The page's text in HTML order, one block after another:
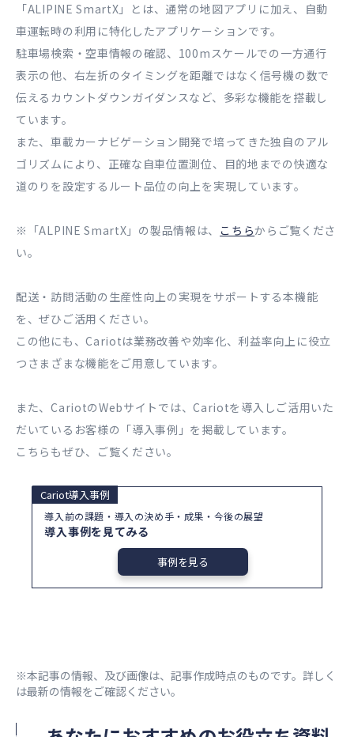
「ALIPINE SmartX」とは、通常の地図アプリに加え、自動
車運転時の利用に特化したアプリケーションです。
駐車場検索・空車情報の確認、100mスケールでの一方通行
表示の他、右左折のタイミングを距離ではなく信号機の数で
伝えるカウントダウンガイダンスなど、多彩な機能を搭載し
ています。
また、車載カーナビゲーション開発で培ってきた独自のアル
ゴリズムにより、正確な自車位置測位、目的地までの快適な
道のりを設定するルート品位の向上を実現しています。
※「ALPINE SmartX」の製品情報は、 こちらからご覧くださ
い。
配送・訪問活動の生産性向上の実現をサポートする本機能
を、ぜひご活用ください。
この他にも、Cariotは業務改善や効率化、利益率向上に役立
つさまざまな機能をご用意しています。
また、CariotのWebサイトでは、Cariotを導入しご活用いた
だいているお客様の「導入事例」を掲載しています。
こちらもぜひ、ご覧ください。
Cariot導入事例
導入前の課題・導入の決め手・成果・今後の展望
導入事例を見てみる
事例を見る
※本記事の情報、及び画像は、記事作成時点のものです。詳しく
は最新の情報をご確認ください。